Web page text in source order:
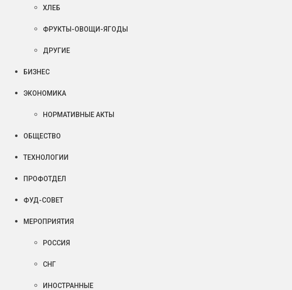
ХЛЕБ
ФРУКТЫ-ОВОЩИ-ЯГОДЫ
ДРУГИЕ
БИЗНЕС
ЭКОНОМИКА
НОРМАТИВНЫЕ АКТЫ
ОБЩЕСТВО
ТЕХНОЛОГИИ
ПРОФОТДЕЛ
ФУД-СОВЕТ
МЕРОПРИЯТИЯ
РОССИЯ
СНГ
ИНОСТРАННЫЕ